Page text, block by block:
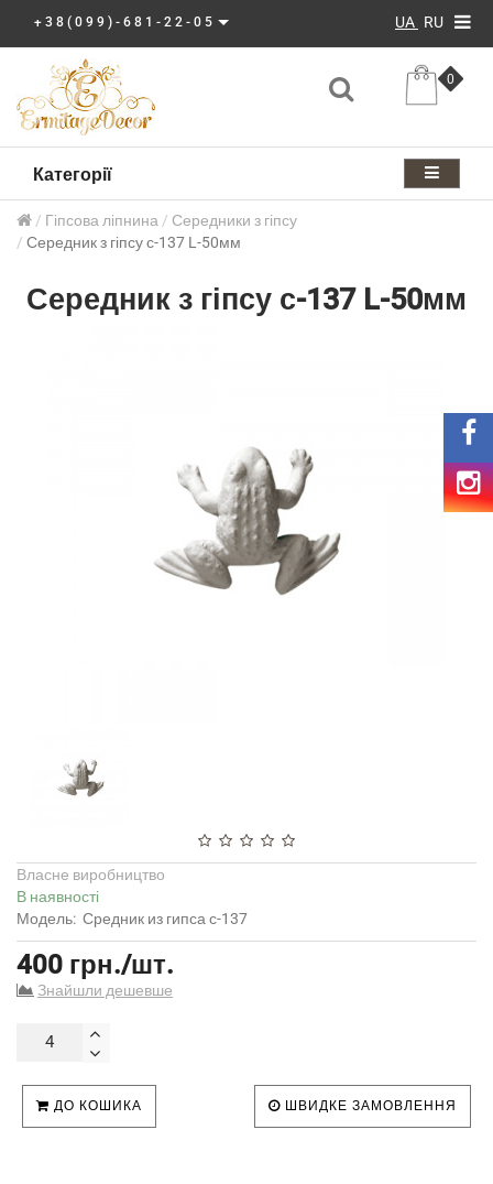
+38(099)-681-22-05 UA RU
0
Категорії
Гіпсова ліпнина
Середники з гіпсу
Середник з гіпсу с-137 L-50мм
Середник з гіпсу с-137 L-50мм
Власне виробництво
В наявності
Модель: Средник из гипса с-137
400 грн./шт.
Знайшли дешевше
ДО КОШИКА ШВИДКЕ ЗАМОВЛЕННЯ